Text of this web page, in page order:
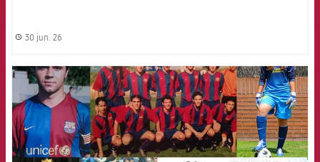
label.share.clock
30 jun. 26
FCB Barcelona badge